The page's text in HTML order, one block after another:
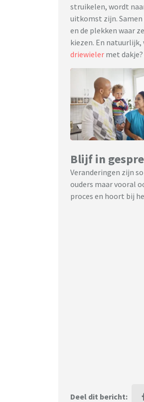
struikelen, wordt
uitkomst zijn.
en de plekken waar
kiezen. En
driewieler met
Blijf in
Veranderingen zijn
ouders maar vooral
proces en hoort bij
Deel dit bericht: